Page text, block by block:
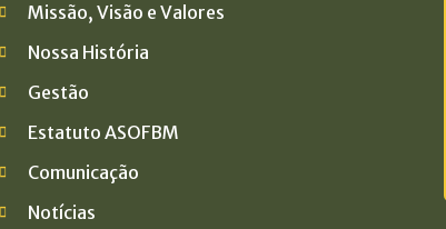
Missão, Visão e Valores
Nossa História
Gestão
Estatuto ASOFBM
Comunicação
Notícias